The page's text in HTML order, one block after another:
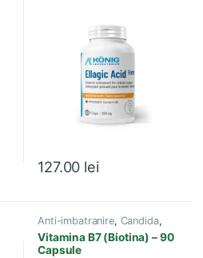
127.00 lei
Anti-imbatranire, Candida,
Diabet ,
Produse Konig
Laboratorium
Vitamina B7 (Biotina) – 90
Capsule